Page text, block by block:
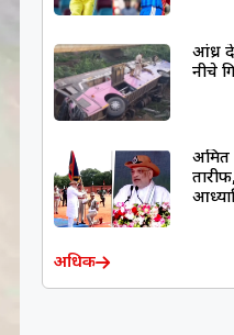
आंध्र
नीचे
अमित
अधिक